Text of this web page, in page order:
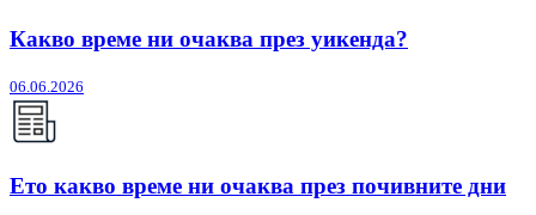
Какво време ни очаква през уикенда?
06.06.2026
Ето какво време ни очаква през почивните дни